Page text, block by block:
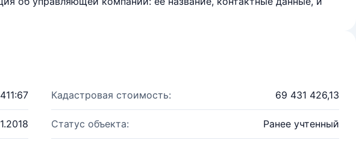
Кадастровая стоимость: 69 431 426,13
Статус объекта: Ранее учтенный